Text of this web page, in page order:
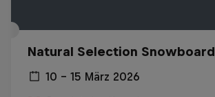
Natural Selection Snowboard
10 – 15 März 2026